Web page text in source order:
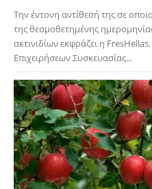
Την έντονη αντίθεσή της σε
της θεσμοθετημένης
ακτινιδίων εκφράζει η
Επιχειρήσεων Συσκευασίας...